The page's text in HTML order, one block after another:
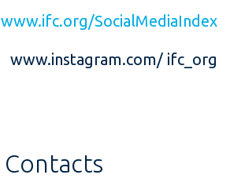
www.ifc.org/SocialMediaIndex
www.instagram.com/ ifc_org
Contacts